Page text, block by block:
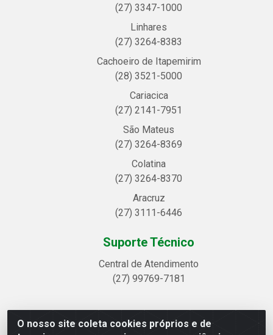
O nosso site coleta cookies próprios e de
(27) 3347-1000
Linhares
(27) 3264-8383
Cachoeiro de Itapemirim
(28) 3521-5000
Cariacica
(27) 2141-7951
São Mateus
(27) 3264-8369
Colatina
(27) 3264-8370
Aracruz
(27) 3111-6446
Suporte Técnico
Central de Atendimento
(27) 99769-7181
Linhavix Distribuidora LTDA - Avenida Alegre, 2521 -